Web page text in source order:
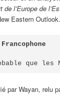
de l’Europe de
Eastern Outlook.
que les
par Wayan, relu